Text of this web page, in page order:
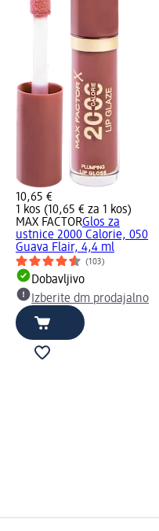
10,65 €
1 kos (10,65 € za 1 kos)
MAX FACTORGlos za
ustnice 2000 Calorie, 050
Guava Flair, 4,4 ml
(103)
Dobavljivo
Izberite dm prodajalno